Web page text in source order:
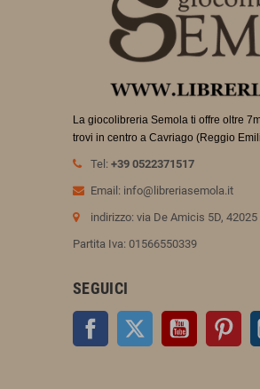
La giocolibreria Semola ti offre oltre
trovi in centro a Cavriago (Reggio
Tel: +39 0522371517
Email: info@libreriasemola.it
indirizzo: via De Amicis 5D,
Partita Iva: 01566550339
SEGUICI
Facebook Twitter YouTube